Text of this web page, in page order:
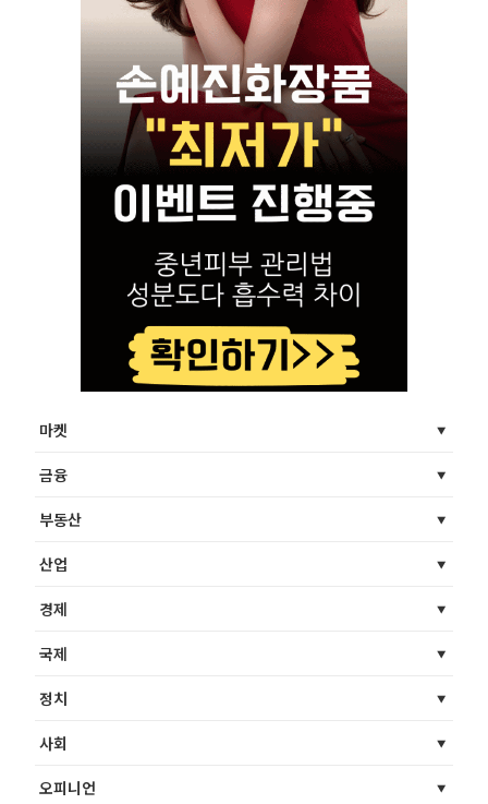
마켓
금융
부동산
산업
경제
국제
정치
사회
오피니언